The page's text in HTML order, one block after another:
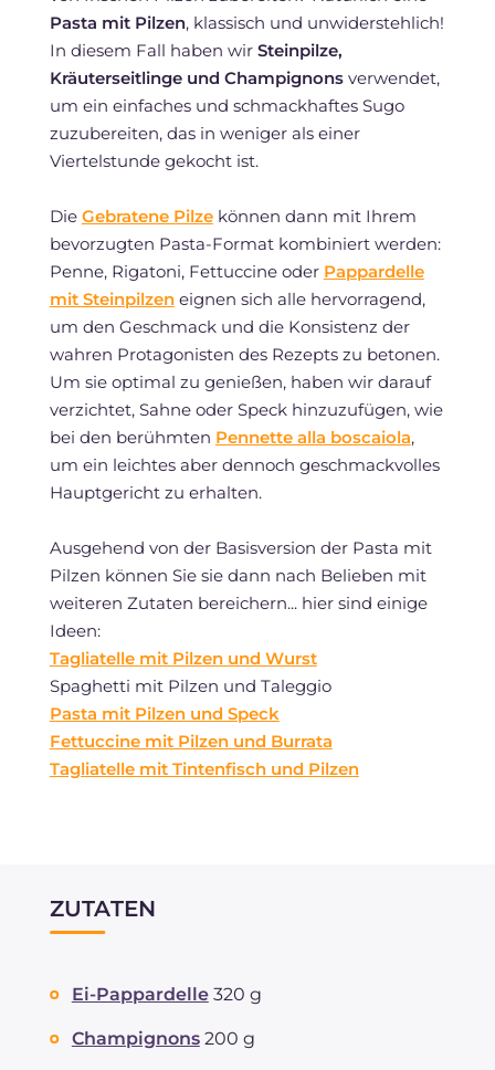
Pasta mit Pilzen, klassisch und unwiderstehlich!
In diesem Fall haben wir Steinpilze,
Kräuterseitlinge und Champignonsverwendet,
um ein einfaches und schmackhaftes Sugo
zuzubereiten, das in weniger als einer
Viertelstunde gekocht ist.
Die Gebratene Pilzekönnen dann mit Ihrem
bevorzugten Pasta-Format kombiniert werden:
Penne, Rigatoni, Fettuccine oder Pappardelle
mit Steinpilzeneignen sich alle hervorragend,
um den Geschmack und die Konsistenz der
wahren Protagonisten des Rezepts zu betonen.
Um sie optimal zu genießen, haben wir darauf
verzichtet, Sahne oder Speck hinzuzufügen, wie
bei den berühmten Pennette alla boscaiola,
um ein leichtes aber dennoch geschmackvolles
Hauptgericht zu erhalten.
Ausgehend von der Basisversion der Pasta mit
Pilzen können Sie sie dann nach Belieben mit
weiteren Zutaten bereichern... hier sind einige
Ideen:
Tagliatelle mit Pilzen und Wurst
Spaghetti mit Pilzen und Taleggio
Pasta mit Pilzen und Speck
Fettuccine mit Pilzen und Burrata
Tagliatelle mit Tintenfisch und Pilzen
ZUTATEN
Ei-Pappardelle 320 g
Champignons 200 g